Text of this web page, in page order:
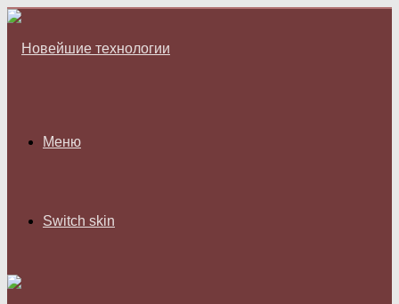
Меню
Switch skin